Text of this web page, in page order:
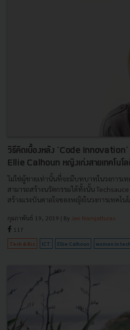
วิธีคิดเบื้องหลัง ‘Code
Ellie Calhoun หญิงเก่งสายเทคโนโ
ไม่ใช่ผู้ชายเท่านั้นที่จะมีบทบาทในวงการเท
สามารถสร้างนวัตกรรมได้ทั้งนั้น
สร้างแรงบันดาลใจของหญิงในวงการเทคโนโล
กุมภาพันธ์ 19, 2019 | By Jen Namjatturas
117
Tech & Biz ICT Ellie Calhoun women in tech